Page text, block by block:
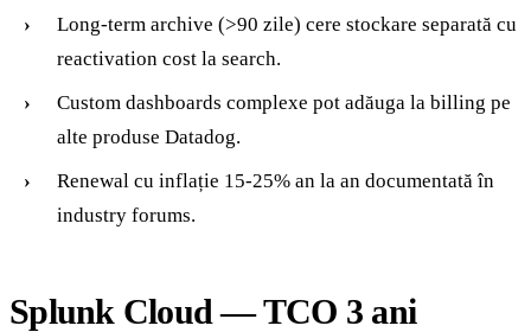
Long-term archive (>90 zile) cere stockare separată cu
reactivation cost la search.
Custom dashboards complexe pot adăuga la billing pe
alte produse Datadog.
Renewal cu inflație 15-25% an la an documentată în
industry forums.
Splunk Cloud — TCO 3 ani